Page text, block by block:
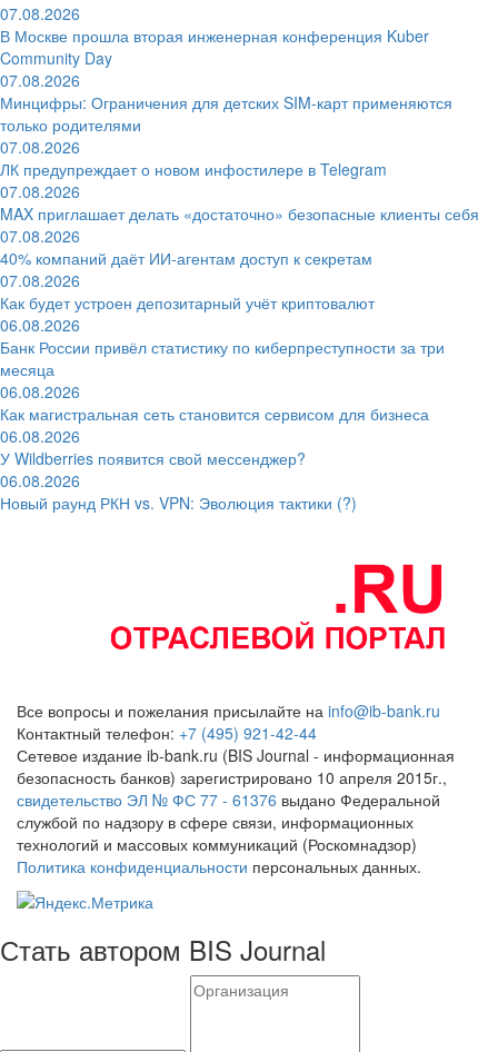
07.08.2026
В Москве прошла вторая инженерная конференция Kuber
Community Day
07.08.2026
Минцифры: Ограничения для детских SIM-карт применяются
только родителями
07.08.2026
ЛК предупреждает о новом инфостилере в Telegram
07.08.2026
MAX приглашает делать «достаточно» безопасные клиенты себя
07.08.2026
40% компаний даёт ИИ‑агентам доступ к секретам
07.08.2026
Как будет устроен депозитарный учёт криптовалют
06.08.2026
Банк России привёл статистику по киберпреступности за три
месяца
06.08.2026
Как магистральная сеть становится сервисом для бизнеса
06.08.2026
У Wildberries появится свой мессенджер?
06.08.2026
Новый раунд РКН vs. VPN: Эволюция тактики (?)
Все вопросы и пожелания присылайте на info@ib-bank.ru
Контактный телефон: +7 (495) 921-42-44
Сетевое издание ib-bank.ru (BIS Journal - информационная
безопасность банков) зарегистрировано 10 апреля 2015г.,
свидетельство ЭЛ № ФС 77 - 61376 выдано Федеральной
службой по надзору в сфере связи, информационных
технологий и массовых коммуникаций (Роскомнадзор)
Политика конфиденциальности персональных данных.
Стать автором BIS Journal